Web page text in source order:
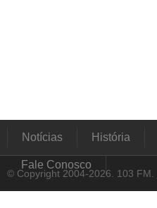
Notícias História
Fale Conosco
© Copyright 2004-2026. 103 FM.